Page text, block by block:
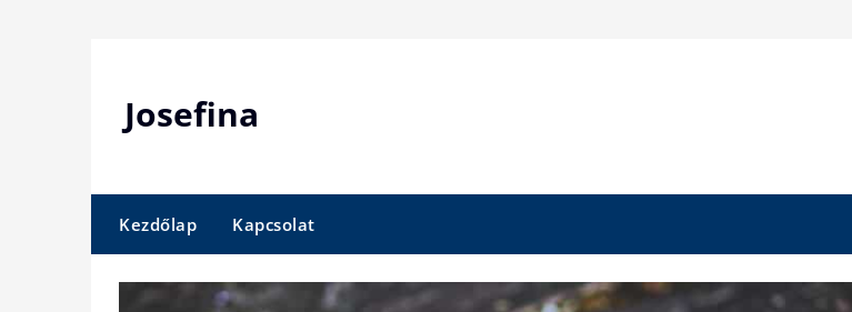
Josefina
Kezdőlap Kapcsolat